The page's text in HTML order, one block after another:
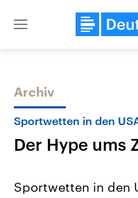
Close
Themen
Archiv
Sportwetten in den
Der Hype ums
Sportwetten in den